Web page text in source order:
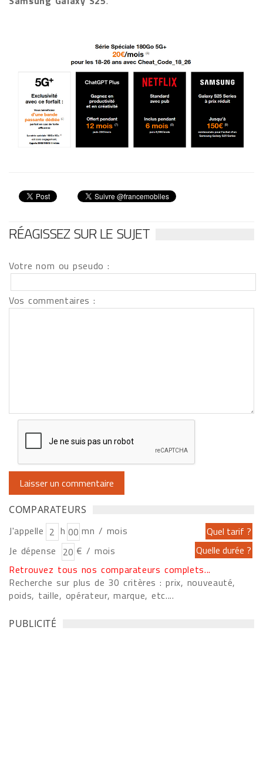
RÉAGISSEZ SUR LE SUJET
Votre nom ou pseudo :
Vos commentaires :
COMPARATEURS
J'appelle h
mn / mois
Je dépense
€ / mois
Retrouvez tous nos comparateurs complets...
Recherche sur plus de 30 critères : prix, nouveauté,
poids, taille, opérateur, marque, etc....
PUBLICITÉ